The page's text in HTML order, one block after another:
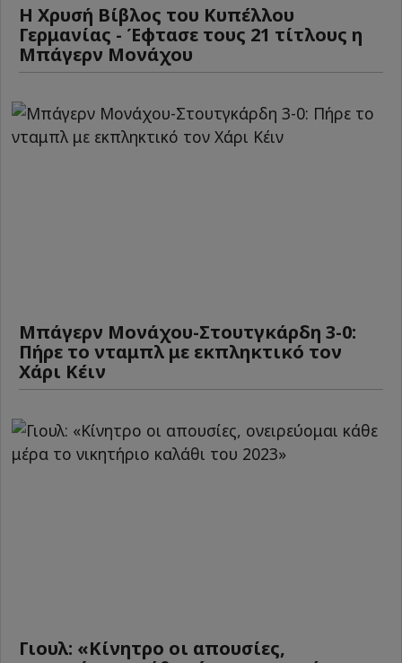
Η Χρυσή Βίβλος του Κυπέλλου
Γερμανίας - Έφτασε τους 21 τίτλους η
Μπάγερν Μονάχου
Μπάγερν Μονάχου-Στουτγκάρδη 3-0:
Πήρε το νταμπλ με εκπληκτικό τον
Χάρι Κέιν
Γιουλ: «Κίνητρο οι απουσίες,